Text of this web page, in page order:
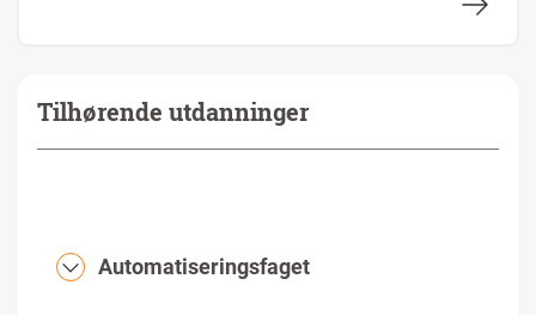
Tilhørende utdanninger
Automatiseringsfaget